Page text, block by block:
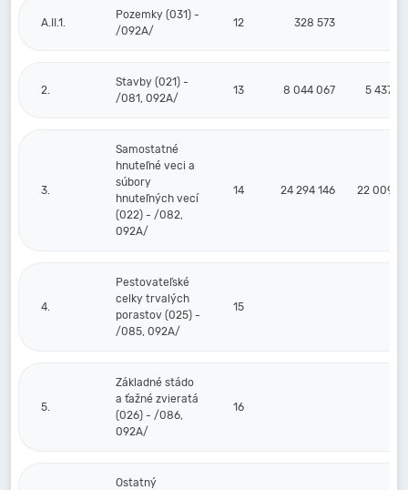
A.II.1.
Pozemky (031) -
/092A/
12 328 573
2.
Stavby (021) -
/081, 092A/
13 8 044 067 5 437
3.
Samostatné
hnuteľné veci a
súbory
hnuteľných vecí
(022) - /082,
092A/
14 24 294 146 22 009
4.
Pestovateľské
celky trvalých
porastov (025) -
/085, 092A/
15
5.
Základné stádo
a ťažné zvieratá
(026) - /086,
092A/
16
Ostatný